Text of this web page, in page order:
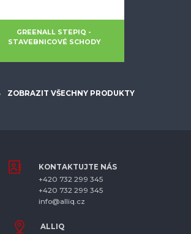
GREENALL STEPIQ -
STAVEBNICOVÉ SCHODY
ZOBRAZIT VŠECHNY PRODUKTY
KONTAKTUJTE NÁS
+420 732 299 345
+420 732 299 345
info@alliq.cz
ALLIQ